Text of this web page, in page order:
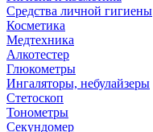
Средства личной гигиены
Косметика
Медтехника
Алкотестер
Глюкометры
Ингаляторы, небулайзеры
Стетоскоп
Тонометры
Секундомер